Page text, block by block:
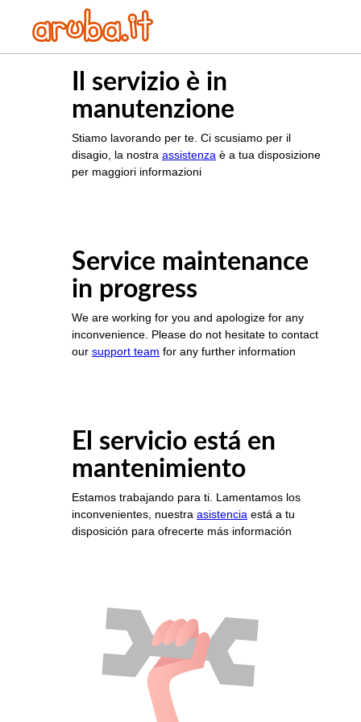
Il servizio è in
manutenzione
Stiamo lavorando per te. Ci scusiamo per il
disagio, la nostra assistenza è a tua disposizione
per maggiori informazioni
Service maintenance
in progress
We are working for you and apologize for any
inconvenience. Please do not hesitate to contact
our support team for any further information
El servicio está en
mantenimiento
Estamos trabajando para ti. Lamentamos los
inconvenientes, nuestra asistencia está a tu
disposición para ofrecerte más información